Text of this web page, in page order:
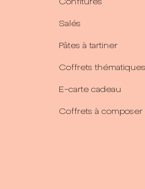
Salés
Pâtes à tartiner
Coffrets thématiques
E-carte cadeau
Coffrets à composer